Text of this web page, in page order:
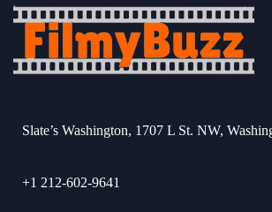
Slate’s Washington, 1707 L St. NW,
+1 212-602-9641